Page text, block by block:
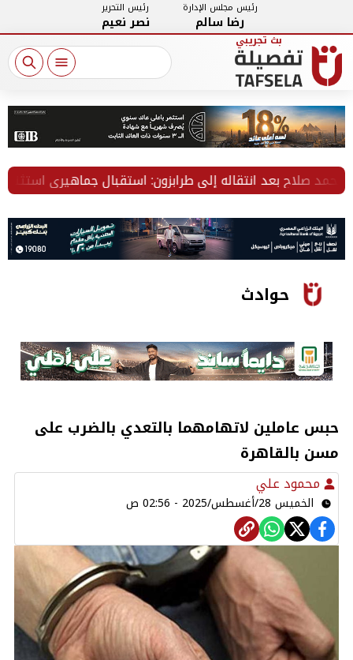
رئيس مجلس الإدارة
رضا سالم
رئيس التحرير
نصر نعيم
صلاح بعد انتقاله إلى طرابزون: استقبال جماهيري استثنائي
حوادث
حبس عاملين لاتهامهما بالتعدي بالضرب على
مسن بالقاهرة
محمود علي
الخميس 28/أغسطس/2025 - 02:56 ص